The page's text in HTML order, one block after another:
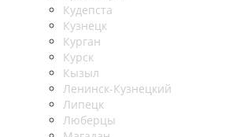
Кудепста
Кузнецк
Курган
Курск
Кызыл
Ленинск-Кузнецкий
Липецк
Люберцы